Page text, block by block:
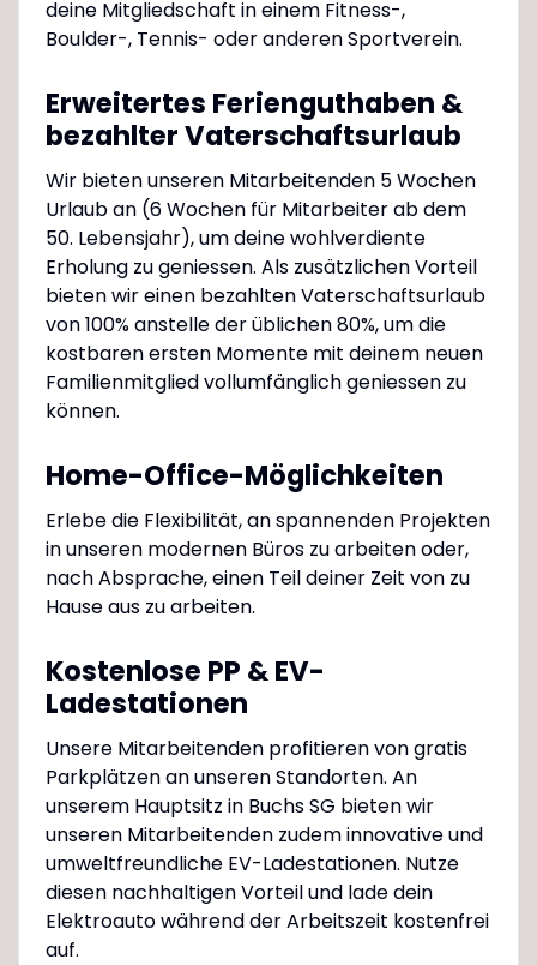
deine Mitgliedschaft in einem Fitness-,
Boulder-, Tennis- oder anderen Sportverein.
Erweitertes Ferienguthaben &
bezahlter Vaterschaftsurlaub
Wir bieten unseren Mitarbeitenden 5 Wochen
Urlaub an (6 Wochen für Mitarbeiter ab dem
50. Lebensjahr), um deine wohlverdiente
Erholung zu geniessen. Als zusätzlichen Vorteil
bieten wir einen bezahlten Vaterschaftsurlaub
von 100% anstelle der üblichen 80%, um die
kostbaren ersten Momente mit deinem neuen
Familienmitglied vollumfänglich geniessen zu
können.
Home-Office-Möglichkeiten
Erlebe die Flexibilität, an spannenden Projekten
in unseren modernen Büros zu arbeiten oder,
nach Absprache, einen Teil deiner Zeit von zu
Hause aus zu arbeiten.
Kostenlose PP & EV-
Ladestationen
Unsere Mitarbeitenden profitieren von gratis
Parkplätzen an unseren Standorten. An
unserem Hauptsitz in Buchs SG bieten wir
unseren Mitarbeitenden zudem innovative und
umweltfreundliche EV-Ladestationen. Nutze
diesen nachhaltigen Vorteil und lade dein
Elektroauto während der Arbeitszeit kostenfrei
auf.